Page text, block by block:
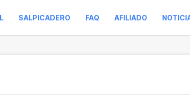
SALPICADERO FAQ AFILIADO